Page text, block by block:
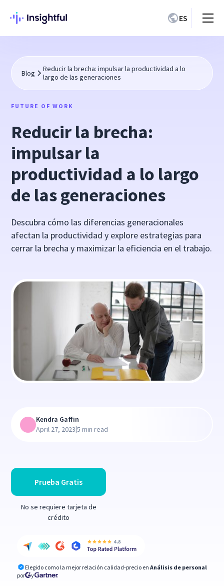
ES
Blog
Reducir la brecha: impulsar la productividad a lo
largo de las generaciones
FUTURE OF WORK
Reducir la brecha:
impulsar la
productividad a lo largo
de las generaciones
Descubra cómo las diferencias generacionales
afectan la productividad y explore estrategias para
cerrar la brecha y maximizar la eficiencia en el trabajo.
Prueba Gratis
No se requiere tarjeta de
crédito
Elegido como la mejor relación calidad-precio en Análisis de personal
por
y
Kendra Gaffin
April 27, 2023|5 min read